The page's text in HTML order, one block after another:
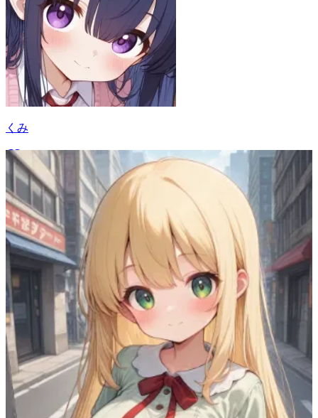
くみ
10